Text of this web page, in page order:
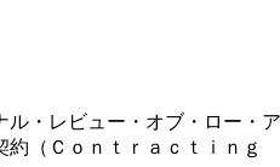
ル・レビュー・オブ・ロ
約（Ｃｏｎｔｒａｃｔｉ